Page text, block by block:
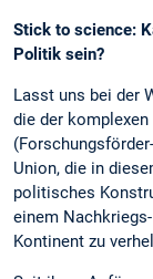
Stick to science:
Politik sein?
Lasst uns bei der
die der
Union, die in
politisches
einem
Kontinent zu